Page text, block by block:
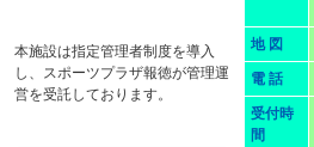
地 図
電 話
受付時
間
本施設は指定管理者制度を導入
し、スポーツプラザ報徳が管理運
営を受託しております。